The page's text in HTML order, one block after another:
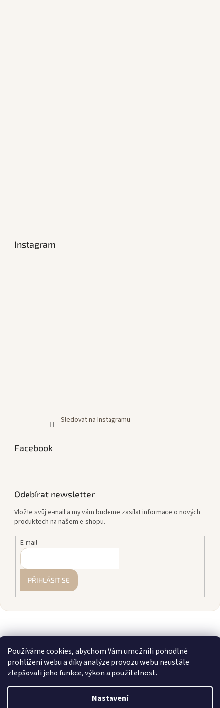
Používáme cookies, abychom Vám umožnili pohodlné
prohlížení webu a díky analýze provozu webu neustále
zlepšovali jeho funkce, výkon a použitelnost.
Nastavení
Instagram
Sledovat na Instagramu
Facebook
Odebírat newsletter
Vložte svůj e-mail a my vám budeme zasílat informace o nových
produktech na našem e-shopu.
E-mail
PŘIHLÁSIT SE
Vytvořil Shoptet